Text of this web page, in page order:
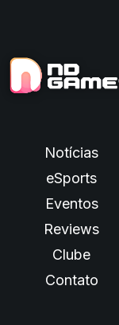
Notícias
eSports
Eventos
Reviews
Clube
Contato